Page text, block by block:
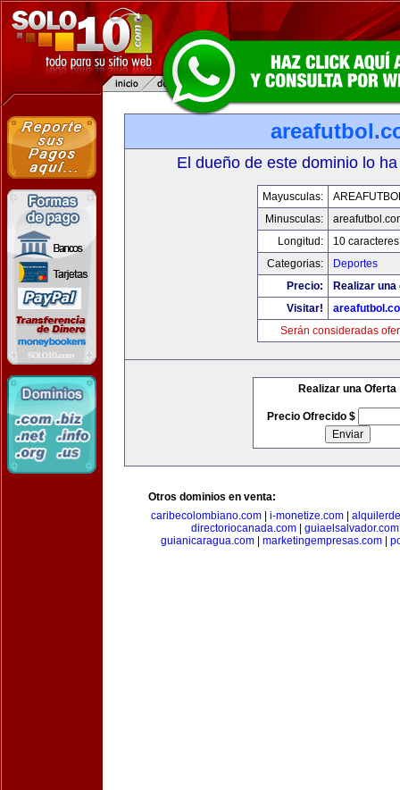
El dueño de este dominio lo
Mayusculas:
Minusculas:
Longitud:
10 caracteres
Categorias:
Deportes
Precio:
Realizar
Visitar!
Serán consideradas
Realizar una Oferta
Precio Ofrecido $
Otros dominios en venta:
caribecolombiano.com
i-monetize.com
directoriocanada.com
guiaelsalvador.com
guianicaragua.com
marketingempresas.com